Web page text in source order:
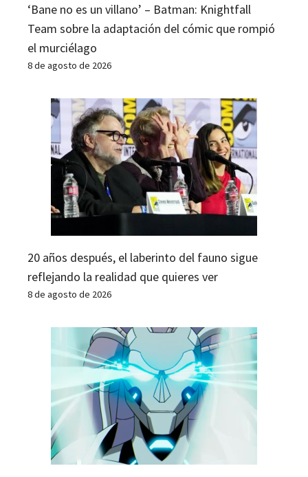
‘Bane no es un villano’ – Batman: Knightfall
Team sobre la adaptación del cómic que rompió
el murciélago
8 de agosto de 2026
20 años después, el laberinto del fauno sigue
reflejando la realidad que quieres ver
8 de agosto de 2026